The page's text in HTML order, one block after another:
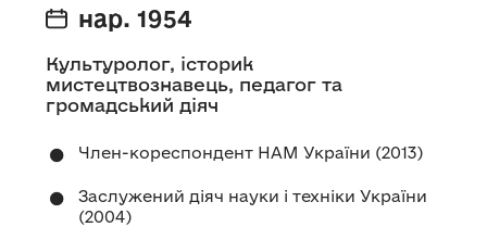
нар. 1954
Культуролог, історик
мистецтвознавець, педагог та
громадський діяч
Член-кореспондент НАМ України (2013)
Заслужений діяч науки і техніки України
(2004)